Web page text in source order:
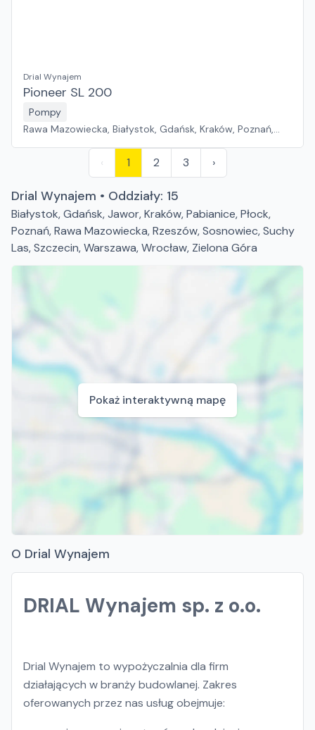
Drial Wynajem
Pioneer SL 200
Pompy
Rawa Mazowiecka, Białystok, Gdańsk, Kraków, Poznań,
Płock, Jawor, Pabianice, Suchy Las, Zielona Góra
‹ 1 2 3 ›
Drial Wynajem • Oddziały: 15
Białystok,Gdańsk,Jawor,Kraków,Pabianice,Płock,
Poznań,Rawa Mazowiecka,Rzeszów,Sosnowiec,Suchy
Las,Szczecin,Warszawa,Wrocław, Zielona Góra
Pokaż interaktywną mapę
O Drial Wynajem
DRIAL Wynajem sp. z o.o.
Drial Wynajem to wypożyczalnia dla firm
działających w branży budowlanej. Zakres
oferowanych przez nas usług obejmuje: